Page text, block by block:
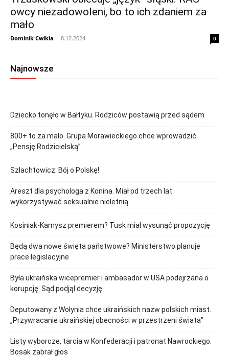
owcy niezadowoleni, bo to ich zdaniem za
mało
Dominik Cwikla - 8.12.2024 0
Najnowsze
Dziecko tonęło w Bałtyku. Rodziców postawią przed sądem
800+ to za mało. Grupa Morawieckiego chce wprowadzić
„Pensję Rodzicielską”
Szlachtowicz: Bój o Polskę!
Areszt dla psychologa z Konina. Miał od trzech lat
wykorzystywać seksualnie nieletnią
Kosiniak-Kamysz premierem? Tusk miał wysunąć propozycję
Będą dwa nowe święta państwowe? Ministerstwo planuje
prace legislacyjne
Była ukraińska wicepremier i ambasador w USA podejrzana o
korupcję. Sąd podjął decyzję
Deputowany z Wołynia chce ukraińskich nazw polskich miast.
„Przywracanie ukraińskiej obecności w przestrzeni świata”
Listy wyborcze, tarcia w Konfederacji i patronat Nawrockiego.
Bosak zabrał głos